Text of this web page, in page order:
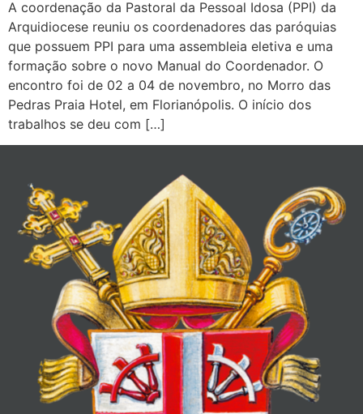
A coordenação da Pastoral da Pessoal Idosa (PPI) da
Arquidiocese reuniu os coordenadores das paróquias
que possuem PPI para uma assembleia eletiva e uma
formação sobre o novo Manual do Coordenador. O
encontro foi de 02 a 04 de novembro, no Morro das
Pedras Praia Hotel, em Florianópolis. O início dos
trabalhos se deu com […]